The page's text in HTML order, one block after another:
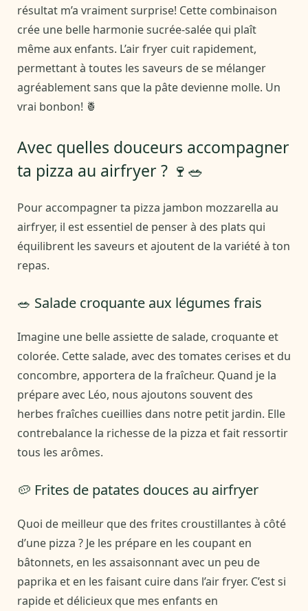
résultat m’a vraiment surprise! Cette combinaison
crée une belle harmonie sucrée-salée qui plaît
même aux enfants. L’air fryer cuit rapidement,
permettant à toutes les saveurs de se mélanger
agréablement sans que la pâte devienne molle. Un
vrai bonbon! 🍍
Avec quelles douceurs accompagner
ta pizza au airfryer ? 🍷🥗
Pour accompagner ta pizza jambon mozzarella au
airfryer, il est essentiel de penser à des plats qui
équilibrent les saveurs et ajoutent de la variété à ton
repas.
🥗 Salade croquante aux légumes frais
Imagine une belle assiette de salade, croquante et
colorée. Cette salade, avec des tomates cerises et du
concombre, apportera de la fraîcheur. Quand je la
prépare avec Léo, nous ajoutons souvent des
herbes fraîches cueillies dans notre petit jardin. Elle
contrebalance la richesse de la pizza et fait ressortir
tous les arômes.
🥔 Frites de patates douces au airfryer
Quoi de meilleur que des frites croustillantes à côté
d’une pizza ? Je les prépare en les coupant en
bâtonnets, en les assaisonnant avec un peu de
paprika et en les faisant cuire dans l’air fryer. C’est si
rapide et délicieux que mes enfants en